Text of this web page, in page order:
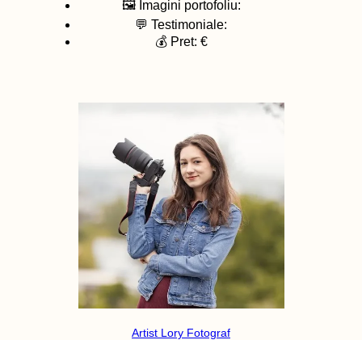
🖼️ Imagini portofoliu:
💬 Testimoniale:
💰 Pret: €
Artist Lory Fotograf